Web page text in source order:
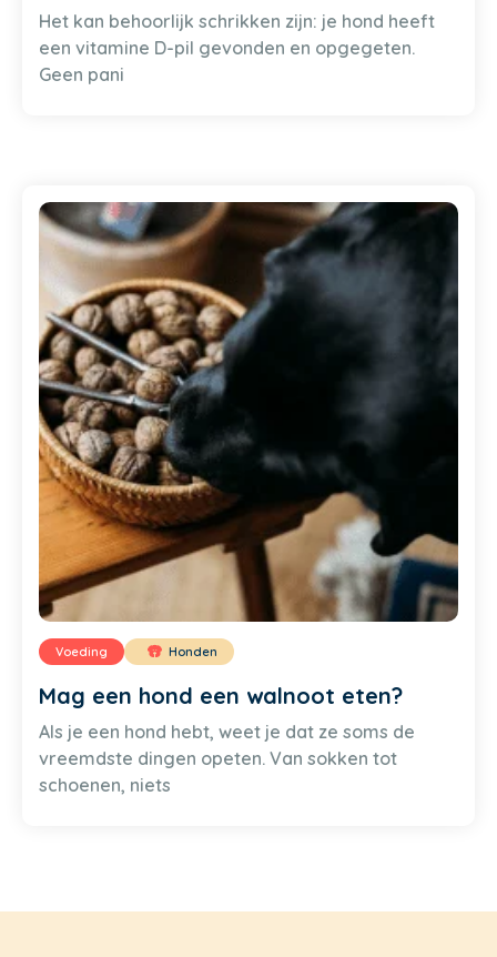
Het kan behoorlijk schrikken zijn: je hond heeft
een vitamine D-pil gevonden en opgegeten.
Geen pani
Voeding Honden
Mag een hond een walnoot eten?
Als je een hond hebt, weet je dat ze soms de
vreemdste dingen opeten. Van sokken tot
schoenen, niets